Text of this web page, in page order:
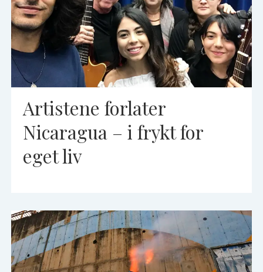
Artistene forlater
Nicaragua – i frykt for
eget liv